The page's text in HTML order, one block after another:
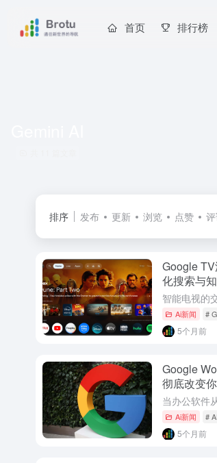
首页 排行榜
排序 发布 更新 浏览 点赞
Google
化搜索与
Ai新闻 #
5个月前
Google
彻底改变
Ai新闻 #
5个月前